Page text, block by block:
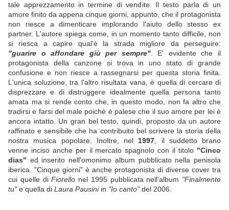
tale apprezzamento in termine di vendite. Il testo parla di un
amore finito da appena cinque giorni, appunto, che il protagonista
non riesce a dimenticare implorando l'aiuto dello stesso ex
partner. L'autore spiega come, in un momento tanto difficile, non
si riesca a capire qual'è la strada migliore da perseguire:
"guarire o affondare giù per sempre". E' evidente che il
protagonista della canzone si trova in uno stato di grande
confusione e non riesce a rassegnarsi per questa storia finita.
L'unica soluzione, tra l'altro risultata vana, è quella di cercare di
disprezzare e di distruggere idealmente quella persona tanto
amata ma si rende conto che, in questo modo, non fa altro che
tradirsi e farsi del male poichè è palese che il suo amore per lei è
ancora intatto. Un gran bel testo, quindi, proposto da un autore
raffinato e sensibile che ha contribuito bel scrivere la storia della
nostra musica popolare. Inoltre, nel 1997 , il suddetto brano
venne inciso anche per il mercato spagnolo con il titolo "Cinco
dias" ed inserito nell'omonimo album pubblicato nella penisola
iberica. "Cinque giorni" è anche protagonista di diverse cover tra
cui quelle diFiorello nel 1995 pubblicata nell'album "Finalmente
tu"e quella di Laura Pausiniin "Io canto"del 2006.